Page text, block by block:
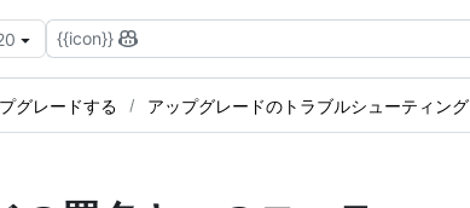
{{icon}}
グレードする アップグレードのトラブルシューティング